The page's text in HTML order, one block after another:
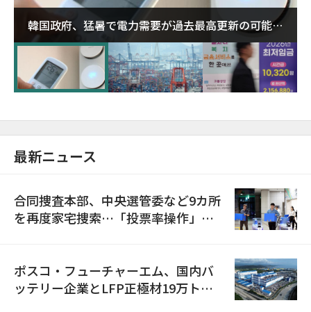
韓国政府、猛暑で電力需要が過去最高更新の可能性
に需給対応体制を点検
最新ニュース
合同捜査本部、中央選管委など9カ所
を再度家宅捜索…「投票率操作」の
ポスコ・フューチャーエム、国内バ
ッテリー企業とLFP正極材19万トン